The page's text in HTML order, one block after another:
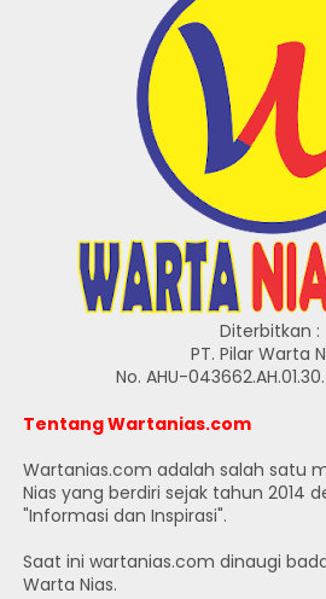
Diterbitkan :
PT. Pilar Warta
No. AHU-
Tentang Wartanias.com
Wartanias.com adalah salah satu
Nias yang berdiri sejak tahun 2014
"Informasi dan Inspirasi".
Saat ini wartanias.com dinaugi
Warta Nias.